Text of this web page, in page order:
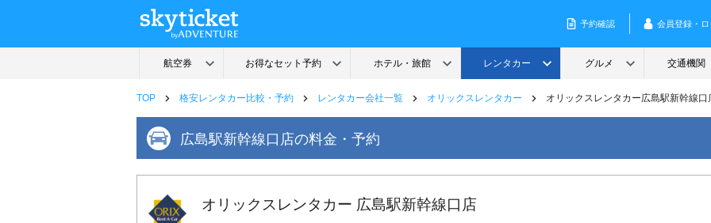
TOP 格安レンタカー比較・予約 レンタカー会社一覧 オリックスレンタカー オリックスレンタカー広島駅新幹線口
広島駅新幹線口店の料金・予約
オリックスレンタカー 広島駅新幹線口店